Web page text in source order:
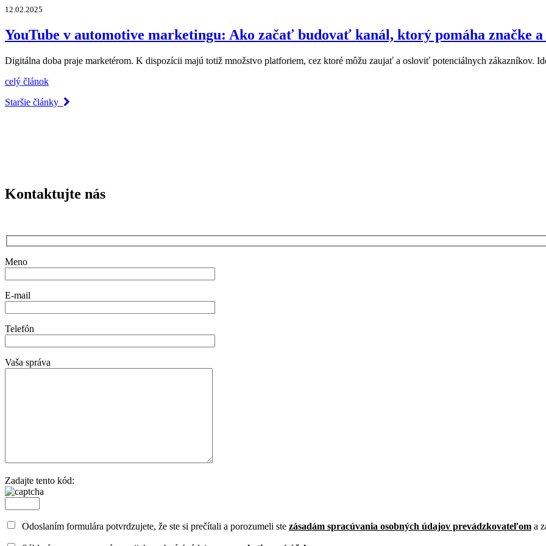
12.02.2025
YouTube v automotive marketingu: Ako začať budovať kanál, ktorý pomáha značke
Digitálna doba praje marketérom. K dispozícii majú totiž množstvo platforiem, cez ktoré môžu zaujať a osloviť potenciálnych zákazníkov.
celý článok
Staršie články
Kontaktujte nás
Meno
E-mail
Telefón
Vaša správa
Zadajte tento kód:
Odoslaním formulára potvrdzujete, že ste si prečítali a porozumeli ste zásadám spracúvania osobných údajov prevádzkovateľom a